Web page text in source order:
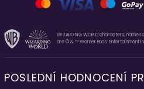
WIZARDING WORLD characters,
are © & ™ Warner Bros. Entertainment
POSLEDNÍ HODNOCENÍ